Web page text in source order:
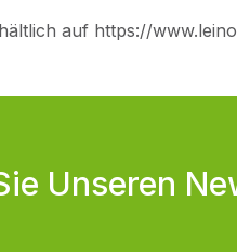
auf https://
Unseren